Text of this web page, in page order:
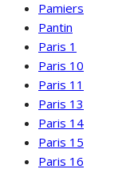
Pamiers
Pantin
Paris 1
Paris 10
Paris 11
Paris 13
Paris 14
Paris 15
Paris 16